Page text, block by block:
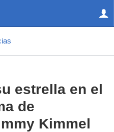
estrella en el
de
Kimmel